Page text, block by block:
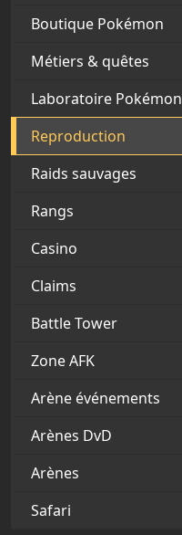
Boutique Pokémon
Métiers & quêtes
Laboratoire Pokémon
Reproduction
Raids sauvages
Rangs
Casino
Claims
Battle Tower
Zone AFK
Arène événements
Arènes DvD
Arènes
Safari